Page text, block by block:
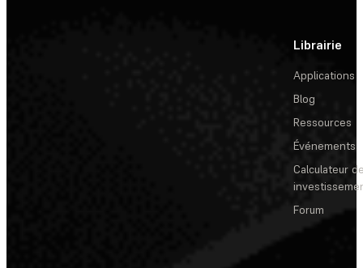
Librairie
Applications
Blog
Ressources
Événements
Calculateur
Forum